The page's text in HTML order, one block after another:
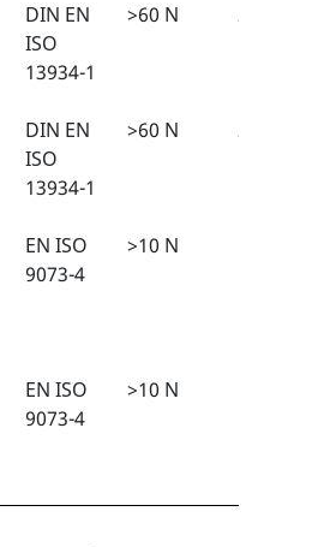
DIN EN
ISO
13934-1
>60 N 2/6
DIN EN
ISO
13934-1
>60 N 2/6
EN ISO
9073-4
>10 N
EN ISO
9073-4
>10 N